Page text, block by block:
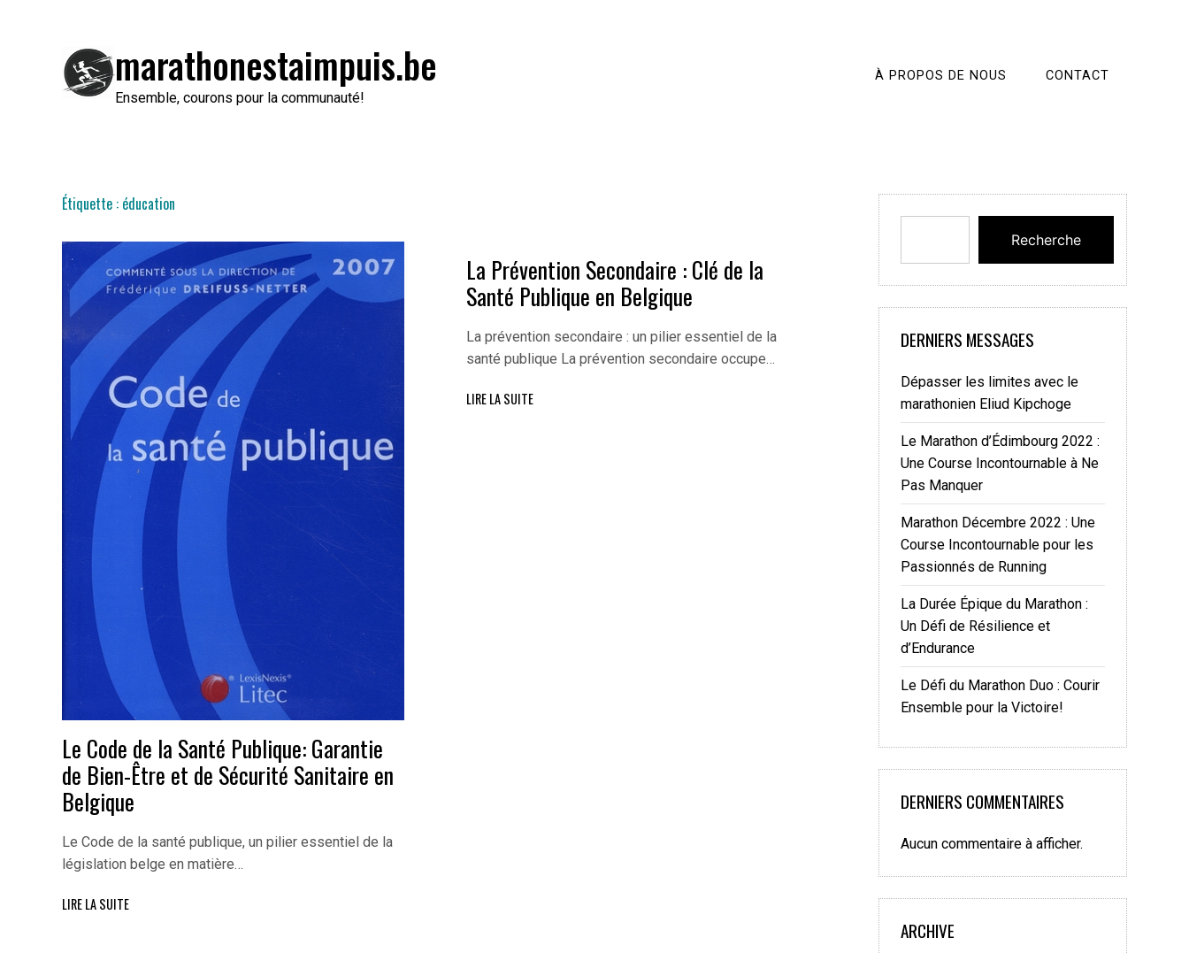
marathonestaimpuis.be
Ensemble, courons pour la communauté!
À PROPOS DE NOUS CONTACT
Étiquette : éducation
Le Code de la Santé Publique: Garantie
de Bien-Être et de Sécurité Sanitaire en
Belgique
Le Code de la santé publique, un pilier essentiel de la
législation belge en matière…
LIRE LA SUITE
La Prévention Secondaire : Clé de la
Santé Publique en Belgique
La prévention secondaire : un pilier essentiel de la
santé publique La prévention secondaire occupe…
LIRE LA SUITE
Recherche
DERNIERS MESSAGES
Dépasser les limites avec le
marathonien Eliud Kipchoge
Le Marathon d’Édimbourg 2022 :
Une Course Incontournable à Ne
Pas Manquer
Marathon Décembre 2022 : Une
Course Incontournable pour les
Passionnés de Running
La Durée Épique du Marathon :
Un Défi de Résilience et
d’Endurance
Le Défi du Marathon Duo : Courir
Ensemble pour la Victoire!
DERNIERS COMMENTAIRES
Aucun commentaire à afficher.
ARCHIVE